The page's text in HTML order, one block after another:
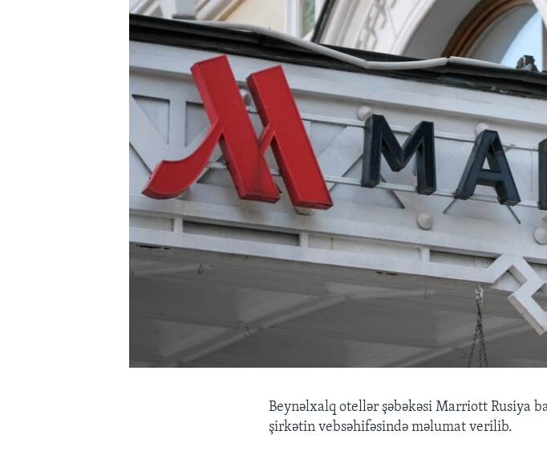
Beynəlxalq otellər şəbəkəsi Marriott Rusiya
şirkətin vebsəhifəsində məlumat verilib.